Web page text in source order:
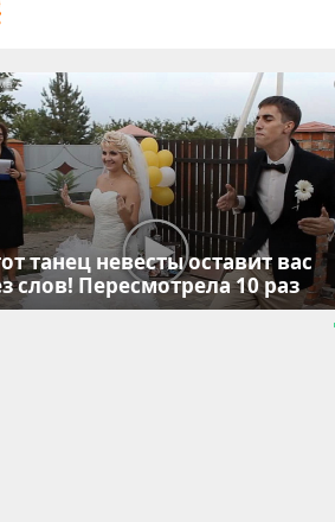
танец невесты оставит вас
слов! Пересмотрела 10 раз